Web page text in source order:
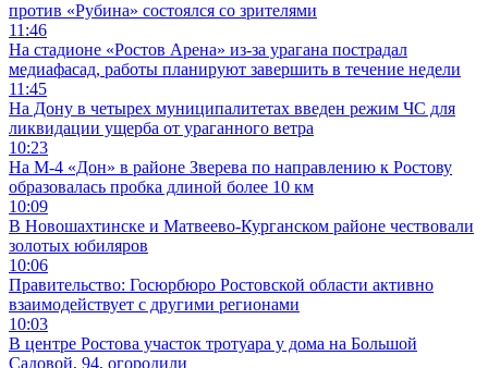
против «Рубина» состоялся со зрителями
11:46
На стадионе «Ростов Арена» из-за урагана пострадал
медиафасад, работы планируют завершить в течение недели
11:45
На Дону в четырех муниципалитетах введен режим ЧС для
ликвидации ущерба от ураганного ветра
10:23
На М-4 «Дон» в районе Зверева по направлению к Ростову
образовалась пробка длиной более 10 км
10:09
В Новошахтинске и Матвеево-Курганском районе чествовали
золотых юбиляров
10:06
Правительство: Госюрбюро Ростовской области активно
взаимодействует с другими регионами
10:03
В центре Ростова участок тротуара у дома на Большой
Садовой, 94, огородили